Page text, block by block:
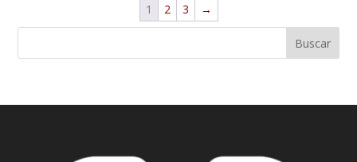
1 2 3 →
Buscar